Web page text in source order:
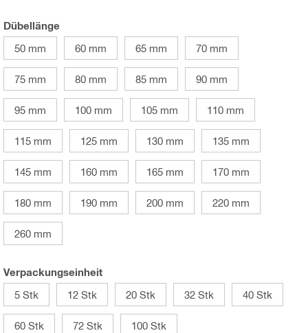
Dübellänge
50 mm
60 mm 65 mm 70 mm
75 mm 80 mm 85 mm 90 mm
95 mm 100 mm 105 mm 110 mm
115 mm 125 mm 130 mm 135 mm
145 mm 160 mm 165 mm 170 mm
180 mm 190 mm 200 mm 220 mm
260 mm
Verpackungseinheit
5 Stk
12 Stk 20 Stk 32 Stk 40 Stk
60 Stk 72 Stk 100 Stk